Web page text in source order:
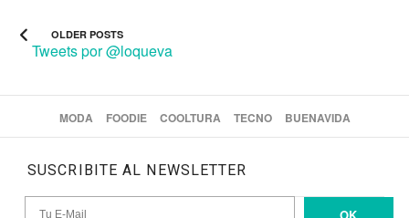
OLDER POSTS
Tweets por @loqueva
MODA FOODIE COOLTURA TECNO BUENAVIDA
SUSCRIBITE AL NEWSLETTER